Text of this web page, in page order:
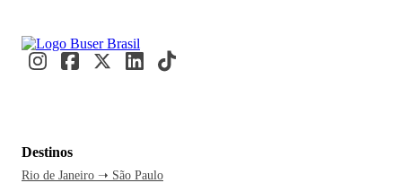
Destinos
Rio de Janeiro ➝ São Paulo